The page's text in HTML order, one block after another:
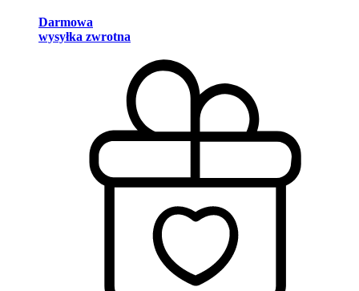
Darmowa
wysyłka zwrotna